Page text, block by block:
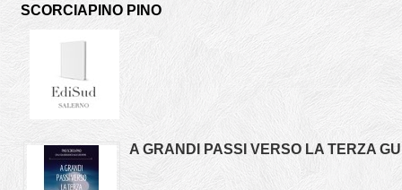
SCORCIAPINO PINO
A GRANDI PASSI VERSO LA TERZA